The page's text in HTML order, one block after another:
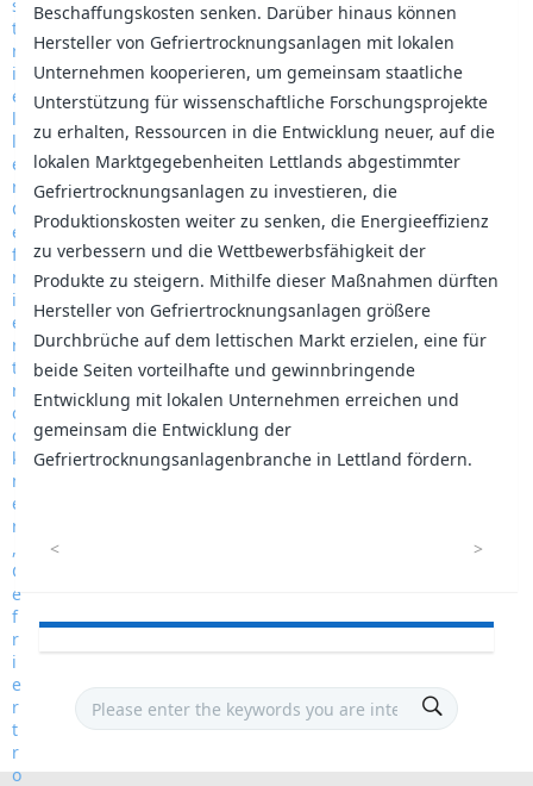
Beschaffungskosten senken. Darüber hinaus können
Hersteller von Gefriertrocknungsanlagen mit lokalen
Unternehmen kooperieren, um gemeinsam staatliche
Unterstützung für wissenschaftliche Forschungsprojekte
zu erhalten, Ressourcen in die Entwicklung neuer, auf die
lokalen Marktgegebenheiten Lettlands abgestimmter
Gefriertrocknungsanlagen zu investieren, die
Produktionskosten weiter zu senken, die Energieeffizienz
zu verbessern und die Wettbewerbsfähigkeit der
Produkte zu steigern. Mithilfe dieser Maßnahmen dürften
Hersteller von Gefriertrocknungsanlagen größere
Durchbrüche auf dem lettischen Markt erzielen, eine für
beide Seiten vorteilhafte und gewinnbringende
Entwicklung mit lokalen Unternehmen erreichen und
gemeinsam die Entwicklung der
Gefriertrocknungsanlagenbranche in Lettland fördern.
< >